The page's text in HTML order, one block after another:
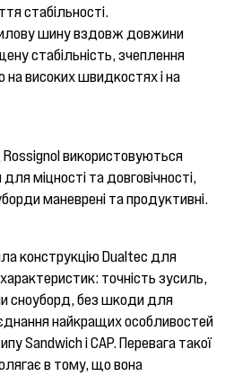
стабільності.
шину вздовж довжини
стабільність, зчеплення
на високих швидкостях і на
Rossignol використовуються
міцності та довговічності,
маневрені та продуктивні.
конструкцію Dualtec для
точність зусиль,
сноуборд, без шкоди для
найкращих особливостей
Sandwich і CAP. Перевага такої
в тому, що вона